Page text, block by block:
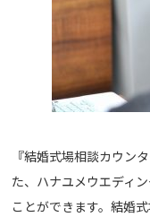
『結婚式場相談カウン
た、ハナユメウエディ
ことができます。結婚